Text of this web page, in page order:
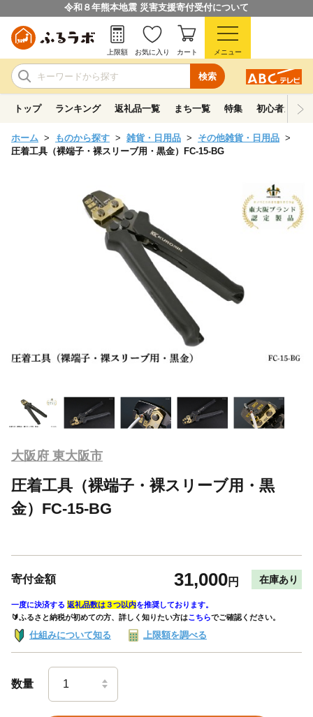
令和８年熊本地震 災害支援寄付受付について
検索
上限額 お気に入り カート メニュー
トップ ランキング 返礼品一覧 まち一覧 特集 初心者ガイド
ホーム ものから探す 雑貨・日用品
その他雑貨・日用品
圧着工具（裸端子・裸スリーブ用・黒金）FC-15-BG
大阪府 東大阪市
圧着工具（裸端子・裸スリーブ用・黒
金）FC-15-BG
寄付金額 31,000円 在庫あり
一度に決済する 返礼品数は３つ以内を推奨しております。
🔰ふるさと納税が初めての方、詳しく知りたい方はこちらでご確認ください。
仕組みについて知る 上限額を調べる
数量